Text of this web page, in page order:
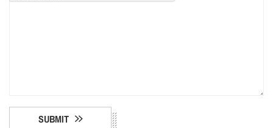
SUBMIT